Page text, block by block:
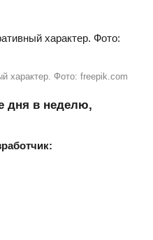
характер. Фото: freepik.com
дня в неделю,